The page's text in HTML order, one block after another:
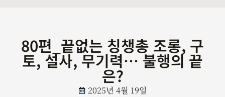
80편_끝없는 칭챙총 조롱, 구
토, 설사, 무기력… 불행의 끝
은?
2025년 4월 19일